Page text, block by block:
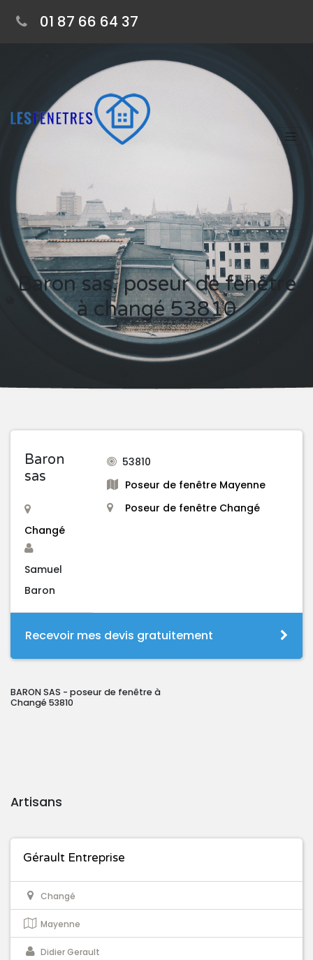
01 87 66 64 37
Baron sas, poseur de fenêtre
à changé 53810
Baron
sas
Changé
Samuel
Baron
53810
Poseur de fenêtre Mayenne
Poseur de fenêtre Changé
Recevoir mes devis gratuitement
BARON SAS - poseur de fenêtre à
Changé 53810
Artisans
Gérault Entreprise
Changé
Mayenne
Didier Gerault